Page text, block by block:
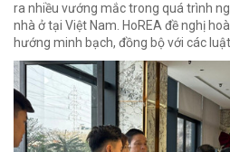
ra nhiều vướng mắc trong quá trình
nhà ở tại Việt Nam. HoREA đề nghị
hướng minh bạch, đồng bộ với các